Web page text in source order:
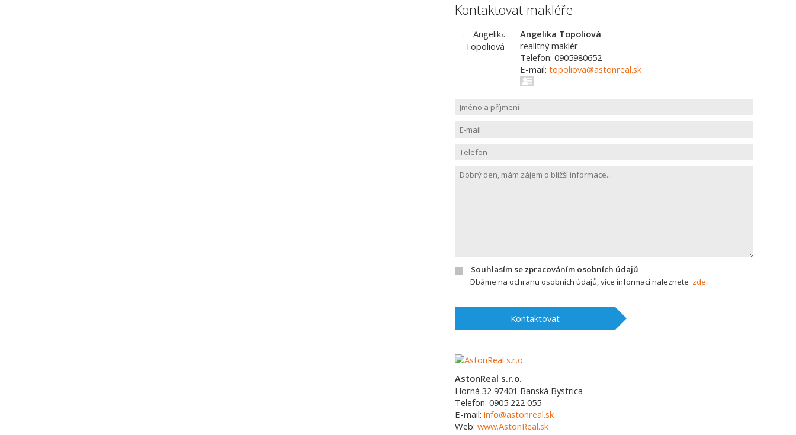
Kontaktovat makléře
Angelika Topoliová
realitný maklér
Telefon: 0905980652
E-mail: topoliova@astonreal.sk
Souhlasím se zpracováním osobních údajů
Dbáme na ochranu osobních údajů, více informací naleznete zde
Kontaktovat
AstonReal s.r.o.
Horná 32 97401 Banská Bystrica
Telefon: 0905 222 055
E-mail: info@astonreal.sk
Web: www.AstonReal.sk